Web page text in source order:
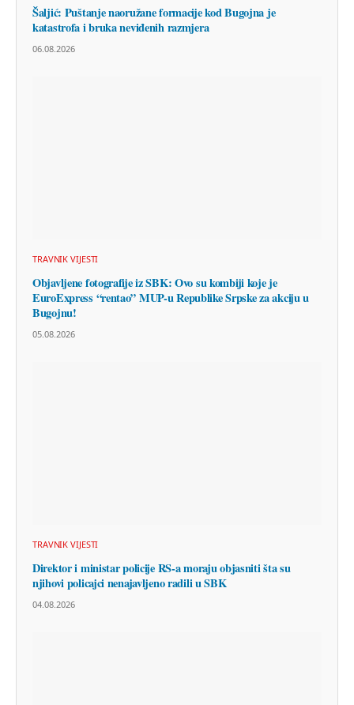
Šaljić: Puštanje naoružane formacije kod Bugojna je
katastrofa i bruka neviđenih razmjera
06.08.2026
TRAVNIK VIJESTI
Objavljene fotografije iz SBK: Ovo su kombiji koje je
EuroExpress “rentao” MUP-u Republike Srpske za akciju u
Bugojnu!
05.08.2026
TRAVNIK VIJESTI
Direktor i ministar policije RS-a moraju objasniti šta su
njihovi policajci nenajavljeno radili u SBK
04.08.2026